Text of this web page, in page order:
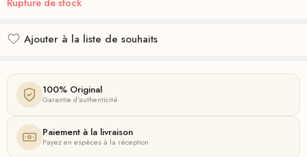
Ajouter à la liste de souhaits
100% Original
Garantie d'authenticité
Paiement à la livraison
Payez en espèces à la réception